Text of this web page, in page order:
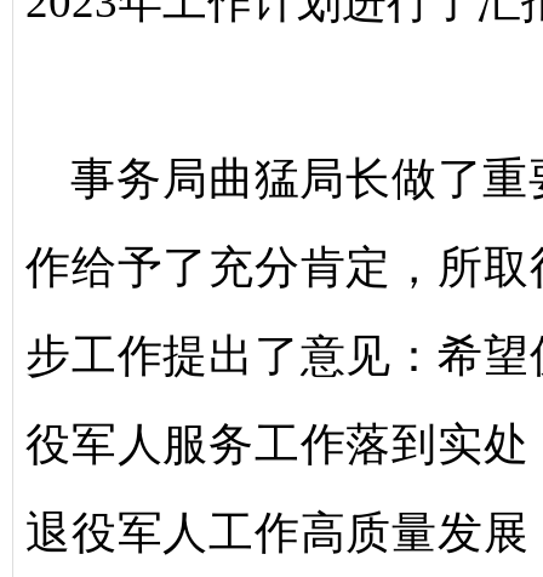
事务局曲猛局长做了
作给予了充分肯定，所
步工作提出了意见：希
役军人服务工作落到实
退役军人工作高质量发